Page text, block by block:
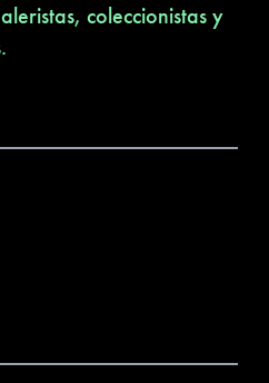
coleccionistas y